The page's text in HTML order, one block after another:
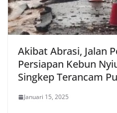
Akibat Abrasi, Jalan
Persiapan Kebun
Singkep Terancam
Januari 15, 2025